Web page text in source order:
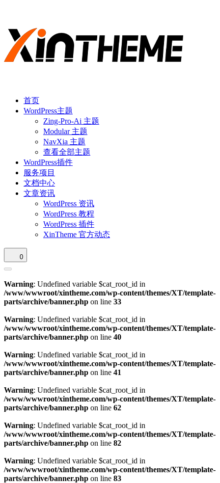
首页
WordPress主题
Zing-Pro-Ai 主题
Modular 主题
NavXia 主题
查看全部主题
WordPress插件
服务项目
文档中心
文章资讯
WordPress 资讯
WordPress 教程
WordPress 插件
XinTheme 官方动态
0
Warning: Undefined variable $cat_root_id in
/www/wwwroot/xintheme.com/wp-content/themes/XT/template-
parts/archive/banner.php on line 33
Warning: Undefined variable $cat_root_id in
/www/wwwroot/xintheme.com/wp-content/themes/XT/template-
parts/archive/banner.php on line 40
Warning: Undefined variable $cat_root_id in
/www/wwwroot/xintheme.com/wp-content/themes/XT/template-
parts/archive/banner.php on line 41
Warning: Undefined variable $cat_root_id in
/www/wwwroot/xintheme.com/wp-content/themes/XT/template-
parts/archive/banner.php on line 62
Warning: Undefined variable $cat_root_id in
/www/wwwroot/xintheme.com/wp-content/themes/XT/template-
parts/archive/banner.php on line 82
Warning: Undefined variable $cat_root_id in
/www/wwwroot/xintheme.com/wp-content/themes/XT/template-
parts/archive/banner.php on line 83